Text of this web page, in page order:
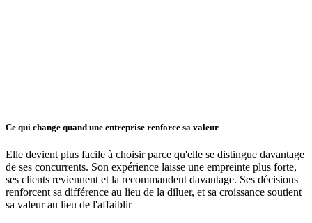
Ce qui change quand une entreprise renforce sa valeur
Elle devient plus facile à choisir parce qu'elle se distingue davantage
de ses concurrents. Son expérience laisse une empreinte plus forte,
ses clients reviennent et la recommandent davantage. Ses décisions
renforcent sa différence au lieu de la diluer, et sa croissance soutient
sa valeur au lieu de l'affaiblir